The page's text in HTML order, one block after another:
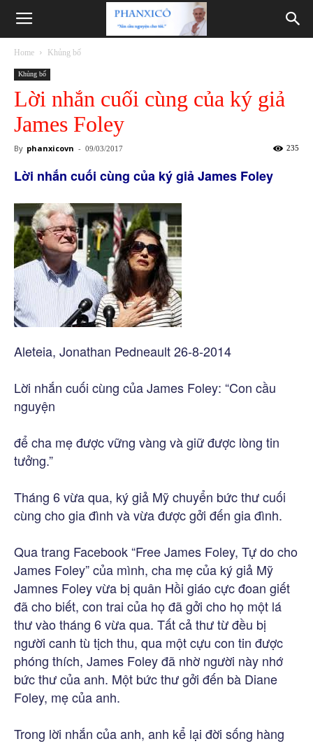
Phanxicô
Home Khủng bố
Khủng bố
Lời nhắn cuối cùng của ký giả
James Foley
By phanxicovn - 09/03/2017 235
Lời nhắn cuối cùng của ký giả James Foley
Aleteia, Jonathan Pedneault 26-8-2014
Lời nhắn cuối cùng của James Foley: “Con cầu
nguyện
để cha mẹ được vững vàng và giữ được lòng tin
tưởng.”
Tháng 6 vừa qua, ký giả Mỹ chuyển bức thư cuối
cùng cho gia đình và vừa được gởi đến gia đình.
Qua trang Facebook “Free James Foley, Tự do cho
James Foley” của mình, cha mẹ của ký giả Mỹ
Jamnes Foley vừa bị quân Hồi giáo cực đoan giết
đã cho biết, con trai của họ đã gởi cho họ một lá
thư vào tháng 6 vừa qua. Tất cả thư từ đều bị
người canh tù tịch thu, qua một cựu con tin được
phóng thích, James Foley đã nhờ người này nhớ
bức thư của anh. Một bức thư gởi đến bà Diane
Foley, mẹ của anh.
Trong lời nhắn của anh, anh kể lại đời sống hàng